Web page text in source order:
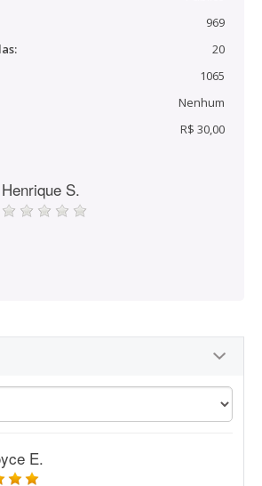
969
20
1065
Nenhum
R$ 30,00
Henrique S.
E.